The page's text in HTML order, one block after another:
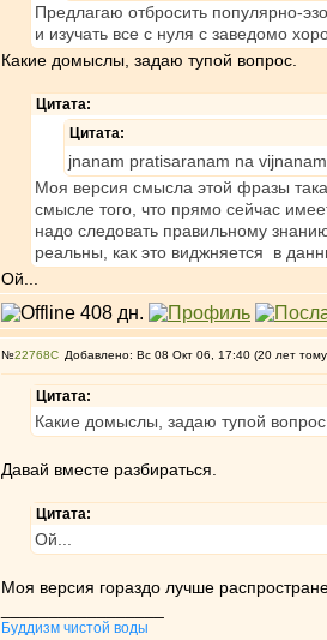
Предлагаю отбросить популярно-
и изучать все с нуля с заведомо
Какие домыслы, задаю тупой вопрос.
Цитата:
Цитата:
jnanam pratisaranam na vijnanam
Моя версия смысла этой фразы
смысле того, что прямо сейчас
надо следовать правильному
реальны, как это виджняется в
Ой...
№22768 Добавлено: Вс 08 Окт 06, 17:40 (20 лет
Цитата:
Какие домыслы, задаю тупой
Давай вместе разбираться.
Цитата:
Ой...
Моя версия гораздо лучше
Буддизм чистой воды